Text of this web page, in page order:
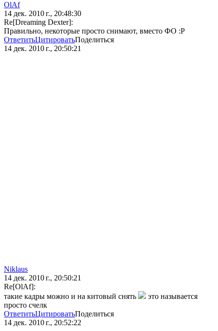
OlAf
14 дек. 2010 г., 20:48:30
Re[Dreaming Dexter]:
Правильно, некоторые просто снимают, вместо ФО :P
ОтветитьЦитироватьПоделиться
14 дек. 2010 г., 20:50:21
Niklaus
14 дек. 2010 г., 20:50:21
Re[OlAf]:
такие кадры можно и на китовый снять
это называется
просто счелк
ОтветитьЦитироватьПоделиться
14 дек. 2010 г., 20:52:22